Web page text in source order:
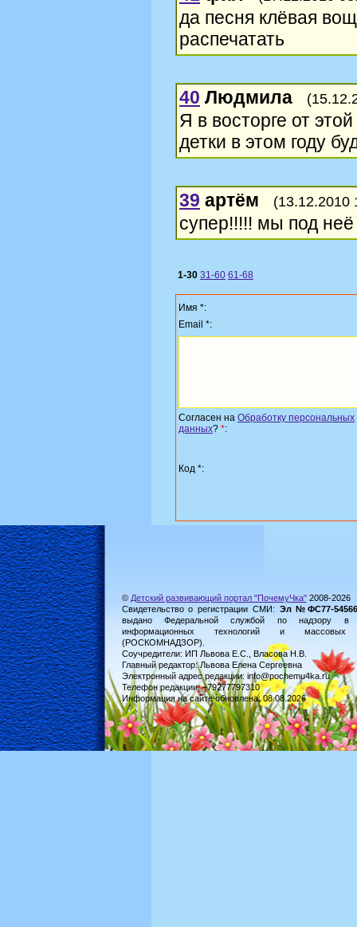
да песня клёвая
распечатать
40 Людмила
Я в восторге от
детки в этом году
39 артём (13.12.2010
супер!!!!! мы под
1-30 31-60 61-68
Имя *:
Email *:
Согласен на Обработку персональных
данных? *:
Код *:
© Детский развивающий портал "ПочемуЧка"2008-2026
Свидетельство о регистрации СМИ: Эл №ФС77-54566
выдано Федеральной службой по надзору в
информационных технологий и массовых
(РОСКОМНАДЗОР).
Соучредители: ИП Львова Е.С., Власова Н.В.
Главный редактор: Львова Елена Сергеевна
Электронный адрес редакции: info@pochemu4ka.ru
Телефон редакции: +79277797310
Информация на сайте обновлена: 08.08.2026